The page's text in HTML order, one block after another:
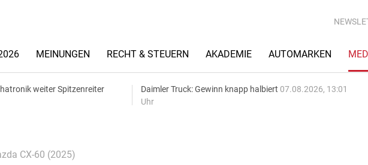
MEINUNGEN RECHT & STEUERN AKADEMIE AUTOMARKEN
weiter Spitzenreiter
Daimler Truck: Gewinn knapp halbiert 07.08.2026, 13:01
Uhr
CX-60 (2025)